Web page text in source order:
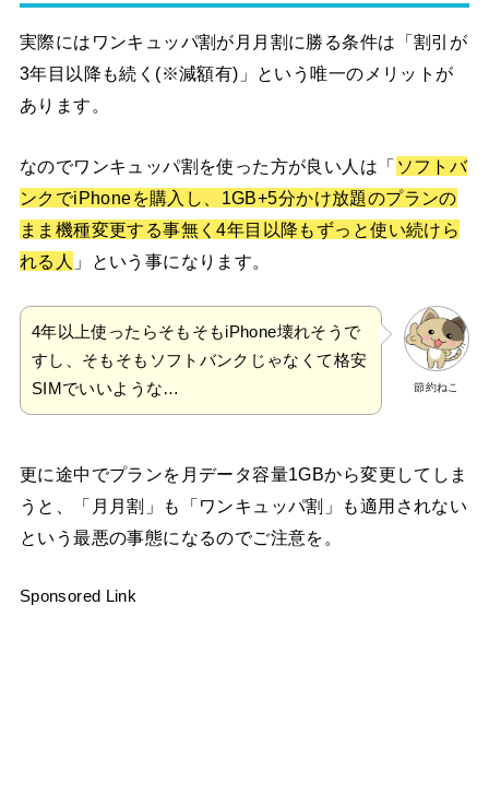
実際にはワンキュッパ割が月月割に勝る条件は「割引が
3年目以降も続く(※減額有)」という唯一のメリットが
あります。
なのでワンキュッパ割を使った方が良い人は「 ソフトバ
ンクでiPhoneを購入し、1GB+5分かけ放題のプランの
まま機種変更する事無く4年目以降もずっと使い続けら
れる人 」という事になります。
節約ねこ
4年以上使ったらそもそもiPhone壊れそうで
すし、そもそもソフトバンクじゃなくて格安
SIMでいいような…
更に途中でプランを月データ容量1GBから変更してしま
うと、「月月割」も「ワンキュッパ割」も適用されない
という最悪の事態になるのでご注意を。
Sponsored Link